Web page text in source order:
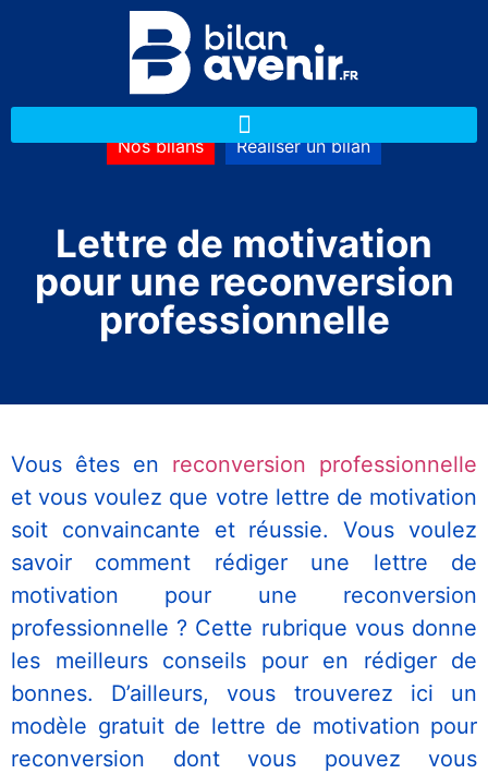
Nos bilans Réaliser un bilan
Lettre de motivation
pour une reconversion
professionnelle
Vous êtes en reconversion professionnelle
et vous voulez que votre lettre de motivation
soit convaincante et réussie. Vous voulez
savoir comment rédiger une lettre de
motivation pour une reconversion
professionnelle ? Cette rubrique vous donne
les meilleurs conseils pour en rédiger de
bonnes. D’ailleurs, vous trouverez ici un
modèle gratuit de lettre de motivation pour
reconversion dont vous pouvez vous
Nécessaire
Ces cookies ne